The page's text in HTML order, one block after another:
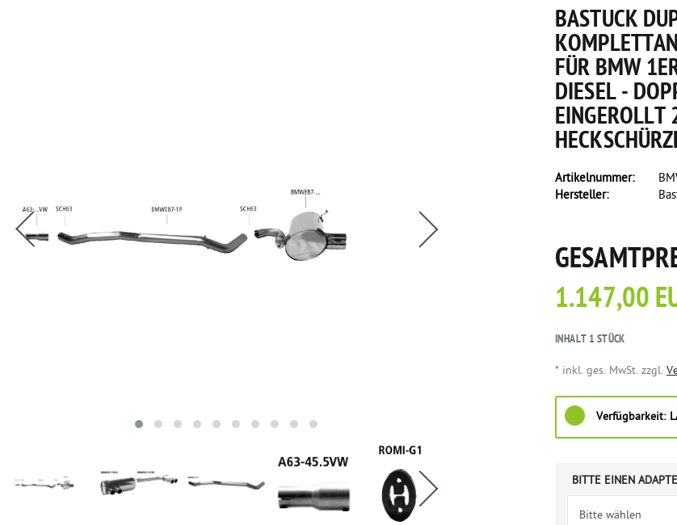
BASTUCK
FÜR BMW
DIESEL -
EINGEROLLT
Artikelnummer:
Hersteller:
1.147,00
INHALT 1STÜCK
* inkl. ges. MwSt. zzgl.
Verfügbarkeit:
BITTE EINEN